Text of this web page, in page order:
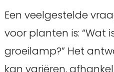
Een veelgestelde
voor planten is: “Wat
groeilamp?” Het